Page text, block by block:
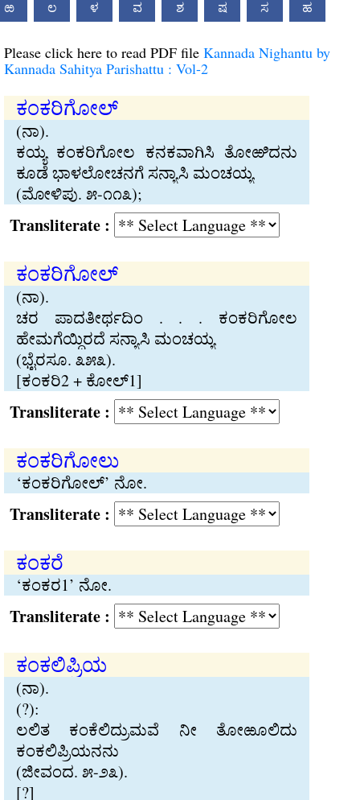
ಱ ಲ ಳ ವ ಶ ಷ ಸ ಹ
Please click here to read PDF file Kannada Nighantu by
Kannada Sahitya Parishattu : Vol-2
ಕಂಕರಿಗೋಲ್
(ನಾ).
ಕಯ‍್ಯ ಕಂಕರಿಗೋಲ ಕನಕವಾಗಿಸಿ ತೋಱಿದನು
ಕೂಡೆ ಭಾಳಲೋಚನಗೆ ಸನ‍್ಯಾಸಿ ಮಂಚಯ‍್ಯ
(ಮೋಳಿಪು. ೫-೧೧೩);
:
ಕಂಕರಿಗೋಲ್
(ನಾ).
ಚರ ಪಾದತೀರ್ಥದಿಂ . . . ಕಂಕರಿಗೋಲ
ಹೇಮಗೆಯ‍್ದಿರದೆ ಸನ‍್ಯಾಸಿ ಮಂಚಯ‍್ಯ
(ಭೈರಸೂ. ೩೫೩).
[ಕಂಕರಿ2 + ಕೋಲ್1]
:
ಕಂಕರಿಗೋಲು
‘ಕಂಕರಿಗೋಲ್’ ನೋ.
:
ಕಂಕರೆ
‘ಕಂಕರ1’ ನೋ.
:
ಕಂಕಲಿಪ‍್ರಿಯ
(ನಾ).
(?):
ಲಲಿತ ಕಂಕೆಲಿದ‍್ರುಮವೆ ನೀ ತೋಱೂಲಿದು
ಕಂಕಲಿಪ‍್ರಿಯನನು
(ಜೀವಂದ. ೫-೨೩).
[?]